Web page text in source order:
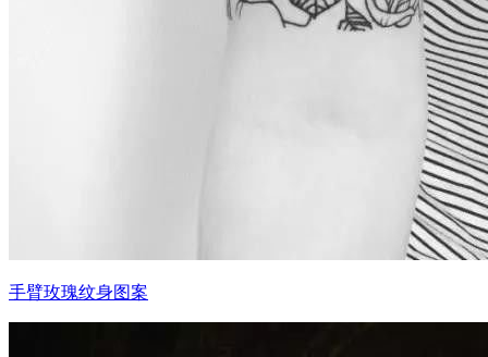
手臂玫瑰纹身图案